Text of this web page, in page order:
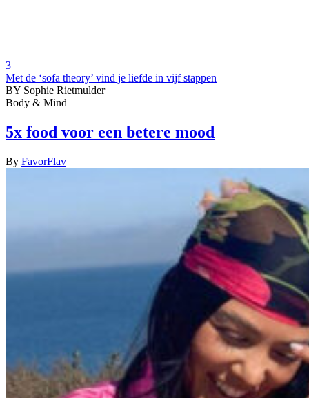
3
Met de ‘sofa theory’ vind je liefde in vijf stappen
BY Sophie Rietmulder
Body & Mind
5x food voor een betere mood
By FavorFlav